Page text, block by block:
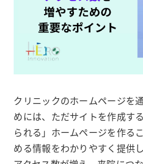
クリニックのホームページを
めには、ただサイトを作成す
られる」ホームページを作る
める情報をわかりやすく提供